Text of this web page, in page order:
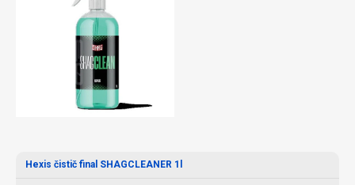
Hexis čistič final SHAGCLEANER 1l